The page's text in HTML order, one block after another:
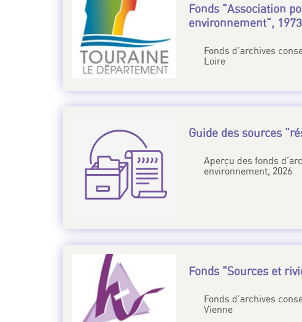
Fonds "Association
environnement",
Fonds d’archives
Loire
Guide des sources
Aperçu des fonds
environnement, 2026
Fonds "Sources et
Fonds d’archives
Vienne